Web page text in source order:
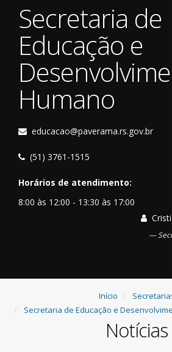
Secretaria de
Educação e
Humano
educacao@paverama.rs.gov.br
(51) 3761-1515
Horários de atendimento:
8:00 às 12:00 - 13:30 às 17:00
Início
Secretaria de Educação e
Notícias